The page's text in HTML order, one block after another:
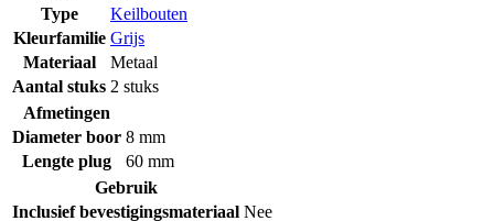
Type
Keilbouten
Kleurfamilie Grijs
Materiaal
Metaal
Aantal stuks 2 stuks
Afmetingen
Diameter boor 8 mm
Lengte plug
60 mm
Gebruik
Inclusief bevestigingsmateriaal Nee